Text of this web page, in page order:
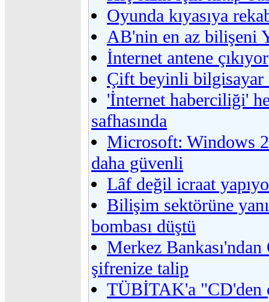
Oyunda kıyasıya
AB'nin en az bilişeni
İnternet antene çıkıyor
Çift beyinli bilgisayar
'İnternet haberciliği'
safhasında
Microsoft: Windows
daha güvenli
Lâf değil icraat
Bilişim sektörüne
bombası düştü
Merkez
şifrenize talip
TÜBİTAK'a "CD'den